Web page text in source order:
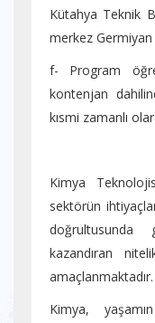
Kütahya Teknik
merkez Germiyan
f- Program
kontenjan
kısmi zamanlı
Kimya
sektörün
kazandıran
amaçlanmaktadır.
Kimya,